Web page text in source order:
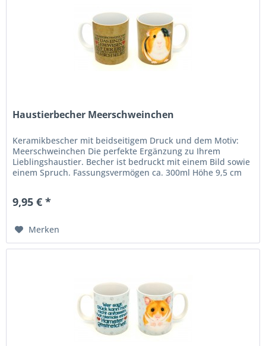
Haustierbecher Meerschweinchen
Keramikbescher mit beidseitigem Druck und dem Motiv:
Meerschweinchen Die perfekte Ergänzung zu Ihrem
Lieblingshaustier. Becher ist bedruckt mit einem Bild sowie
einem Spruch. Fassungsvermögen ca. 300ml Höhe 9,5 cm
9,95 € *
Merken